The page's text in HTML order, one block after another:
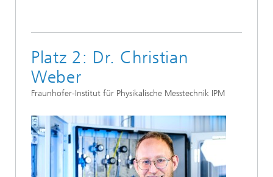
Platz 2: Dr. Christian
Weber
Fraunhofer-Institut für Physikalische Messtechnik IPM